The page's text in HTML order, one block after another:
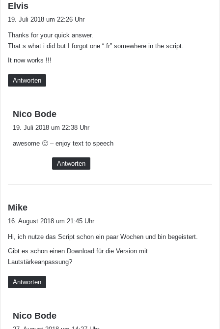
Elvis
:
19. Juli 2018 um 22:26 Uhr
Thanks for your quick answer.
That s what i did but I forgot one “.fr” somewhere in the script.
It now works !!!
Antworten
Nico Bode
t
:
19. Juli 2018 um 22:38 Uhr
awesome 🙂 – enjoy text to speech
Antworten
Mike
t
:
16. August 2018 um 21:45 Uhr
Hi, ich nutze das Script schon ein paar Wochen und bin begeistert.
Gibt es schon einen Download für die Version mit
Lautstärkeanpassung?
Antworten
Nico Bode